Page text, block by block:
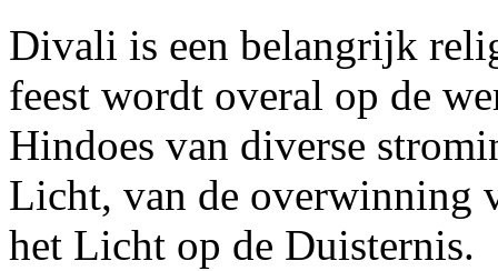
Divali is een belangrijk
feest wordt overal op de
Hindoes van diverse
Licht, van de overwinning
het Licht op de Duisternis.